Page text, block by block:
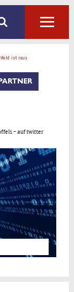
ist raus
- auf twitter